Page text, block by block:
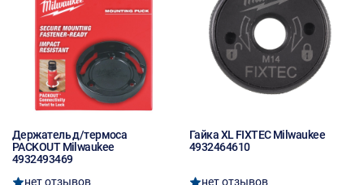
Держатель д/термоса
PACKOUT Milwaukee
4932493469
нет отзывов
Гайка XL FIXTEC Milwaukee
4932464610
нет отзывов